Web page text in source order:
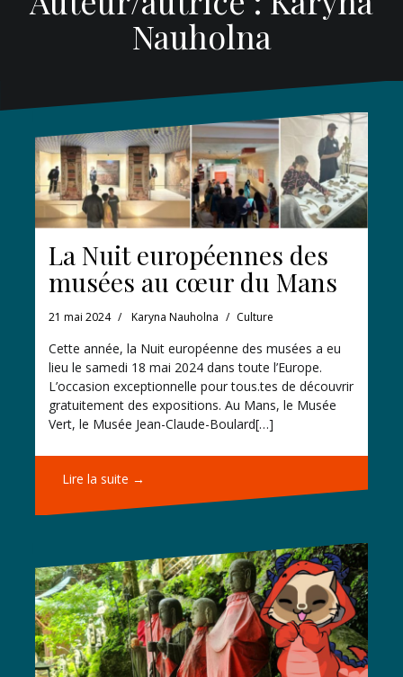
Nauholna
La Nuit européennes des
musées au cœur du Mans
21 mai 2024 Karyna Nauholna Culture
Cette année, la Nuit européenne des musées a eu
lieu le samedi 18 mai 2024 dans toute l’Europe.
L’occasion exceptionnelle pour tous.tes de découvrir
gratuitement des expositions. Au Mans, le Musée
Vert, le Musée Jean-Claude-Boulard[…]
Lire la suite →